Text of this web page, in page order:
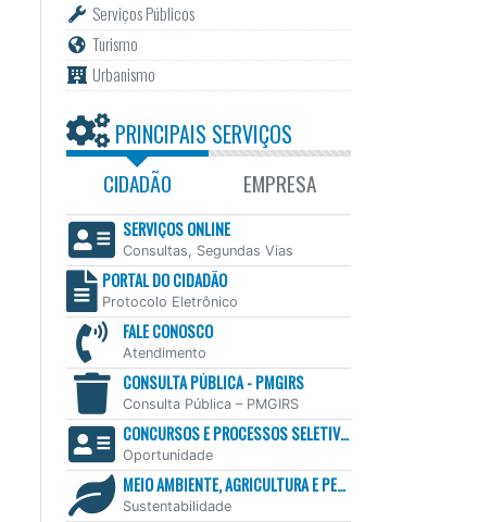
Serviços Públicos
Turismo
Urbanismo
PRINCIPAIS SERVIÇOS
CIDADÃO EMPRESA
SERVIÇOS ONLINE
Consultas, Segundas Vias
PORTAL DO CIDADÃO
Protocolo Eletrônico
FALE CONOSCO
Atendimento
CONSULTA PÚBLICA - PMGIRS
Consulta Pública – PMGIRS
CONCURSOS E PROCESSOS SELETIVOS
Oportunidade
MEIO AMBIENTE, AGRICULTURA E PESCA
Sustentabilidade